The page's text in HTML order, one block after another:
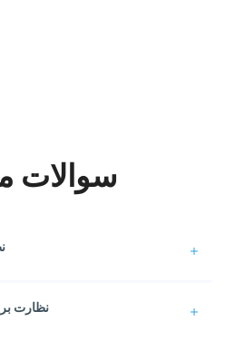
سوالات
نظارت